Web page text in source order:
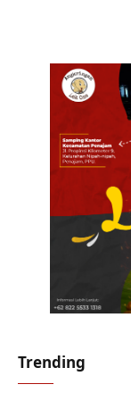
Trending